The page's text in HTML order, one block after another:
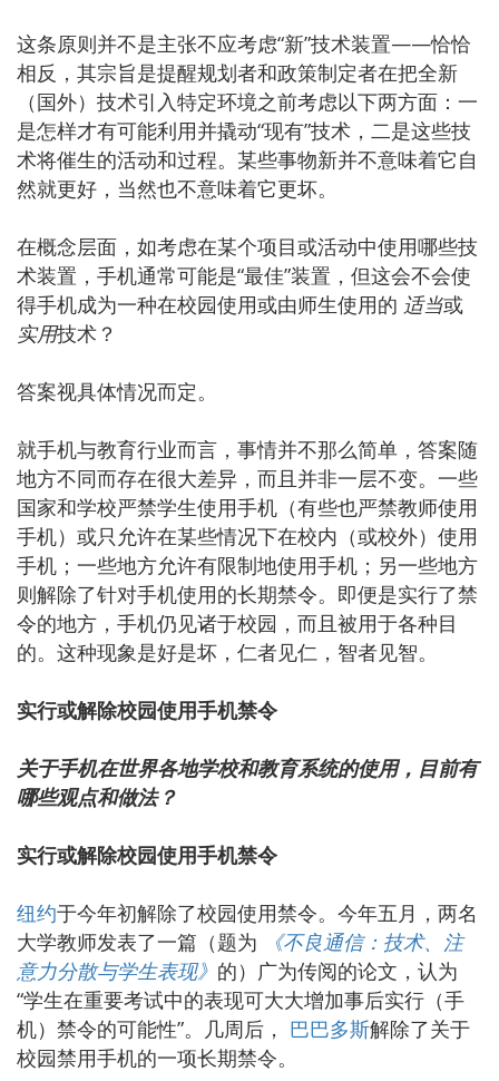
这条原则并不是主张不应考虑“新”技术装置——恰恰
相反，其宗旨是提醒规划者和政策制定者在把全新
（国外）技术引入特定环境之前考虑以下两方面：一
是怎样才有可能利用并撬动“现有”技术，二是这些技
术将催生的活动和过程。某些事物新并不意味着它自
然就更好，当然也不意味着它更坏。
在概念层面，如考虑在某个项目或活动中使用哪些技
术装置，手机通常可能是“最佳”装置，但这会不会使
得手机成为一种在校园使用或由师生使用的 适当或
实用技术？
答案视具体情况而定。
就手机与教育行业而言，事情并不那么简单，答案随
地方不同而存在很大差异，而且并非一层不变。一些
国家和学校严禁学生使用手机（有些也严禁教师使用
手机）或只允许在某些情况下在校内（或校外）使用
手机；一些地方允许有限制地使用手机；另一些地方
则解除了针对手机使用的长期禁令。即便是实行了禁
令的地方，手机仍见诸于校园，而且被用于各种目
的。这种现象是好是坏，仁者见仁，智者见智。
实行或解除校园使用手机禁令
关于手机在世界各地学校和教育系统的使用，目前有
哪些观点和做法？
实行或解除校园使用手机禁令
纽约于今年初解除了校园使用禁令。今年五月，两名
大学教师发表了一篇（题为
《不良通信：技术、注
意力分散与学生表现》 的）广为传阅的论文，认为
“学生在重要考试中的表现可大大增加事后实行（手
机）禁令的可能性”。几周后， 巴巴多斯解除了关于
校园禁用手机的一项长期禁令。